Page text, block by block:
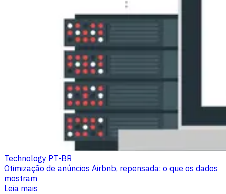
Technology PT-BR
Otimização de anúncios Airbnb, repensada: o que os dados
mostram
Leia mais